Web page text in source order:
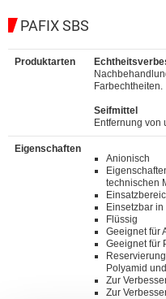
PAFIX SBS
Produktarten
Farbechtheiten.
Seifmittel
Entfernung von
Eigenschaften
Anionisch
technischen
Einsetzbar
Flüssig
Geeignet für
Geeignet für
Polyamid
Zur
Zur